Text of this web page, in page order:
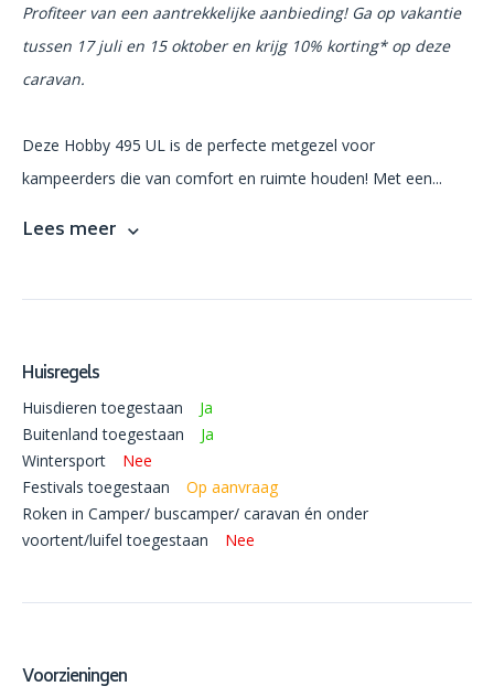
Profiteer van een aantrekkelijke aanbieding! Ga op vakantie
tussen 17 juli en 15 oktober en krijg 10% korting* op deze
caravan.
Deze Hobby 495 UL is de perfecte metgezel voor
kampeerders die van comfort en ruimte houden! Met een...
Lees meer
Huisregels
Huisdieren toegestaan
Ja
Buitenland toegestaan
Ja
Wintersport
Nee
Festivals toegestaan
Op aanvraag
Roken in Camper/ buscamper/ caravan én onder
voortent/luifel toegestaan
Nee
Voorzieningen